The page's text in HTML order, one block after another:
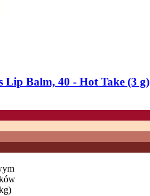
Lip Balm, 40 -​ Hot Take (3 g)